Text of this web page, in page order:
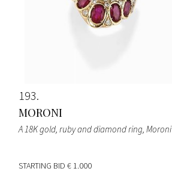
193
MORONI
A 18K gold, ruby and diamond ring, Moroni
STARTING BID € 1.000